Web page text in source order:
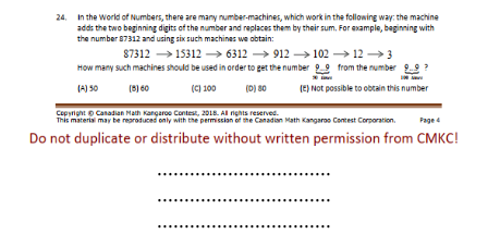
................................
................................
................................